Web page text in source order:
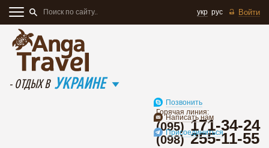
Войти
укр рус
- ОТДЫХ В УКРАИНЕ
Горячая линия:
(095)171-34-24
(098)255-11-55
Позвонить
Написать нам
Присоединиться